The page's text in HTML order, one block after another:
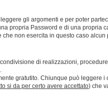
gli argomenti e per poter
propria Password e di una
non esercita in questo caso alcun
di realizzazioni,
gratutito. Chiunque può
si da per certo avere accettato) che